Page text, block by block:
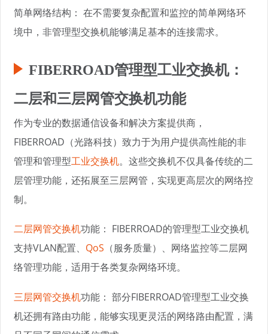
简单网络结构： 在不需要复杂配置和监控的简单网络环
境中，非管理型交换机能够满足基本的连接需求。
FIBERROAD管理型工业交换机：
二层和三层网管交换机功能
作为专业的数据通信设备和解决方案提供商，
FIBERROAD（光路科技）致力于为用户提供高性能的非
管理和管理型工业交换机。这些交换机不仅具备传统的二
层管理功能，还拓展至三层网管，实现更高层次的网络控
制。
二层网管交换机功能： FIBERROAD的管理型工业交换机
支持VLAN配置、 QoS （服务质量）、网络监控等二层网
络管理功能，适用于各类复杂网络环境。
三层网管交换机功能： 部分FIBERROAD管理型工业交换
机还拥有路由功能，能够实现更灵活的网络路由配置，满